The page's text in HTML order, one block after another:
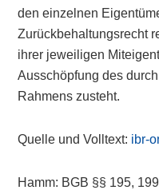
den einzelnen
Zurückbehaltungsrecht
ihrer jeweiligen
Ausschöpfung des
Rahmens zusteht.
Quelle und Volltext: ibr-
Hamm: BGB §§ 195,